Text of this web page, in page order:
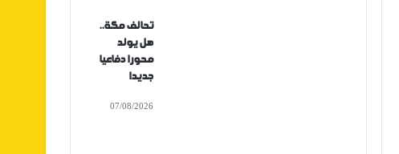
تحالف مكة..
هل يولد
محورا دفاعيا
جديدا
07/08/2026